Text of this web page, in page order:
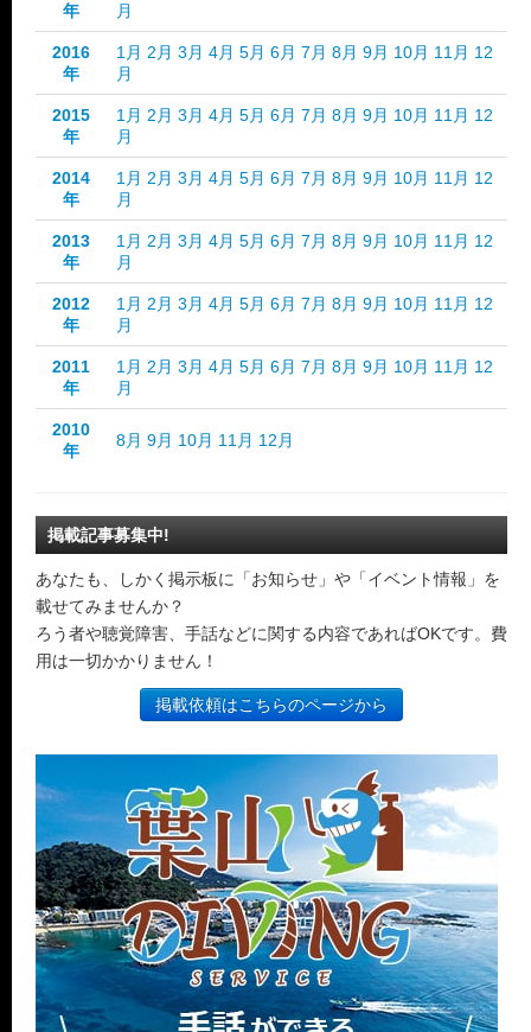
年
月
2016
年
1月 2月 3月 4月 5月 6月 7月 8月 9月 10月 11月 12
月
2015
年
1月 2月 3月 4月 5月 6月 7月 8月 9月 10月 11月 12
月
2014
年
1月 2月 3月 4月 5月 6月 7月 8月 9月 10月 11月 12
月
2013
年
1月 2月 3月 4月 5月 6月 7月 8月 9月 10月 11月 12
月
2012
年
1月 2月 3月 4月 5月 6月 7月 8月 9月 10月 11月 12
月
2011
年
1月 2月 3月 4月 5月 6月 7月 8月 9月 10月 11月 12
月
2010
年
8月 9月 10月 11月 12月
掲載記事募集中!
あなたも、しかく掲示板に「お知らせ」や「イベント情報」を
載せてみませんか？
ろう者や聴覚障害、手話などに関する内容であればOKです。費
用は一切かかりません！
掲載依頼はこちらのページから